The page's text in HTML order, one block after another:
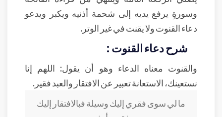
وسورةٍ يرفع يديه إلى شحمة أذنيه ويكبر ويدعو
دعاء القنوت ولا يقنت في غير الوتر.
شرح دعاء القنوت :
والقنوت معناه الدعاء وهو أن يقول: اللهم إنا
نستعينك، الاستعانة تعبير عن الافتقار والعبد فقير.
ما لي سوى فقري إليك وسيلةفبالافتقار إليك